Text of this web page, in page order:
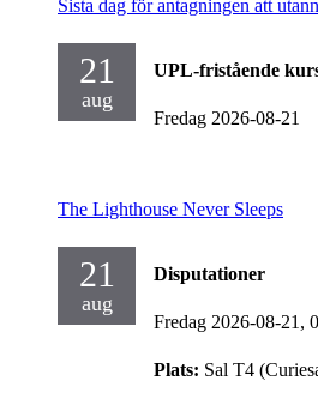
Sista dag för antagningen att
21
aug
UPL-fristående
Fredag 2026-08-21
The Lighthouse Never Sleeps
21
aug
Disputationer
Fredag 2026-08-21,
Plats: Sal T4